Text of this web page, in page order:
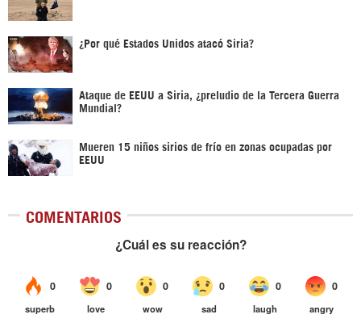
¿Por qué Estados Unidos atacó Siria?
Ataque de EEUU a Siria, ¿preludio de la Tercera Guerra
Mundial?
Mueren 15 niños sirios de frío en zonas ocupadas por
EEUU
COMENTARIOS